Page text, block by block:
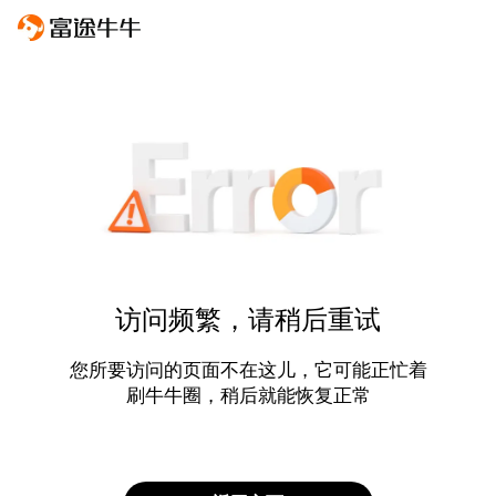
访问频繁，请稍后重试
您所要访问的页面不在这儿，它可能正忙着
刷牛牛圈，稍后就能恢复正常